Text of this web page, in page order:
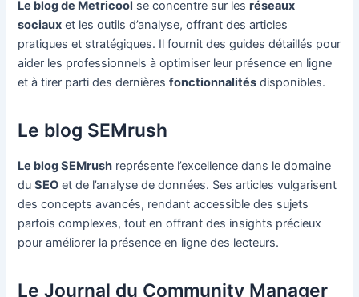
Le blog de Metricool se concentre sur lesréseaux
sociaux et les outils d’analyse, offrant des articles
pratiques et stratégiques. Il fournit des guides détaillés pour
aider les professionnels à optimiser leur présence en ligne
et à tirer parti des dernièresfonctionnalités disponibles.
Le blog SEMrush
Le blog SEMrush représente l’excellence dans le domaine
duSEO et de l’analyse de données. Ses articles vulgarisent
des concepts avancés, rendant accessible des sujets
parfois complexes, tout en offrant des insights précieux
pour améliorer la présence en ligne des lecteurs.
Le Journal du Community Manager